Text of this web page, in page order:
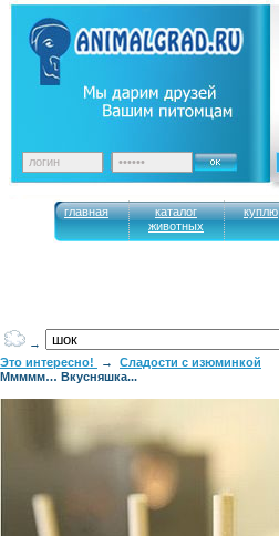
главная
каталог
животных
куплю
→
Это интересно!
→ Сладости с изюминкой
Ммммм… Вкусняшка...